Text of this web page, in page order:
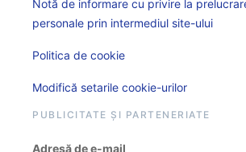
Notă de informare cu privire la
personale prin intermediul site-ului
Politica de cookie
Modifică setarile cookie-urilor
PUBLICITATE ȘI PARTENERIATE
Adresă de e-mail